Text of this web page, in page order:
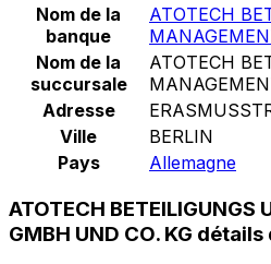
Nom de la
banque
ATOTECH
Nom de la
succursale
ATOTECH
Adresse
Ville
BERLIN
Pays
Allemagne
ATOTECH BETEILIGUNGS
GMBH UND CO. KG